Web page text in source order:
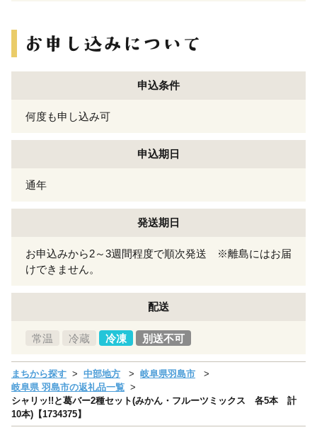
申込条件
何度も申し込み可
申込期日
通年
発送期日
お申込みから2～3週間程度で順次発送 ※離島にはお届
けできません。
配送
常温 冷蔵 冷凍 別送不可
まちから探す 中部地方
岐阜県羽島市
岐阜県 羽島市の返礼品一覧
シャリッ!!と葛バー2種セット(みかん・フルーツミックス 各5本 計
10本)【1734375】